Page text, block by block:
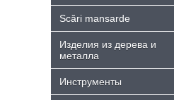
Scări mansarde
Изделия из дерева и
металла
Инструменты